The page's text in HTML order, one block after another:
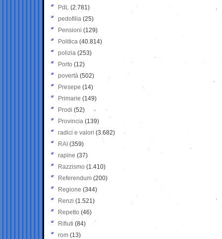
PdL (2.781)
pedofilia (25)
Pensioni (129)
Politica (40.814)
polizia (253)
Porto (12)
povertà (502)
Presepe (14)
Primarie (149)
Prodi (52)
Provincia (139)
radici e valori (3.682)
RAI (359)
rapine (37)
Razzismo (1.410)
Referendum (200)
Regione (344)
Renzi (1.521)
Repetto (46)
Rifiuti (84)
rom (13)